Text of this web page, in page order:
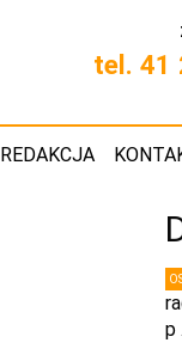
tel. 41
REDAKCJA
p